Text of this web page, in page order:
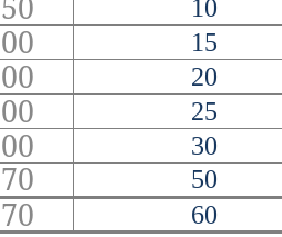
10
15
20
25
30
50
60